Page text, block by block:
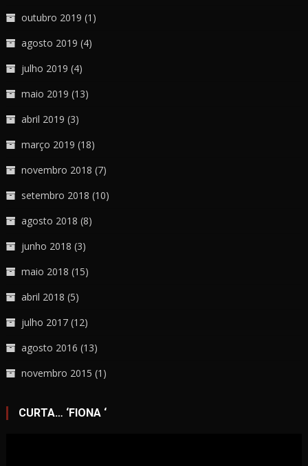
outubro 2019 (1)
agosto 2019 (4)
julho 2019 (4)
maio 2019 (13)
abril 2019 (3)
março 2019 (18)
novembro 2018 (7)
setembro 2018 (10)
agosto 2018 (8)
junho 2018 (3)
maio 2018 (15)
abril 2018 (5)
julho 2017 (12)
agosto 2016 (13)
novembro 2015 (1)
CURTA… ‘FIONA ‘